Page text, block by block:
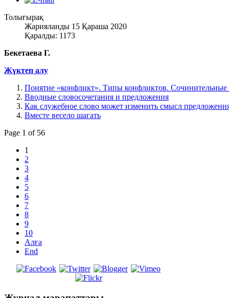
Толығырақ
Жарияланды 15 Қараша 2020
Қаралды: 1173
Бекетаева Г.
Жүктеп алу
Понятие «конфликт». Типы конфликтов.
Вводные словосочетания и предложения
Как служебное слово может изменить смысл
Вместе весело шагать
Page 1 of 56
1
2
3
4
5
6
7
8
9
10
Алға
End